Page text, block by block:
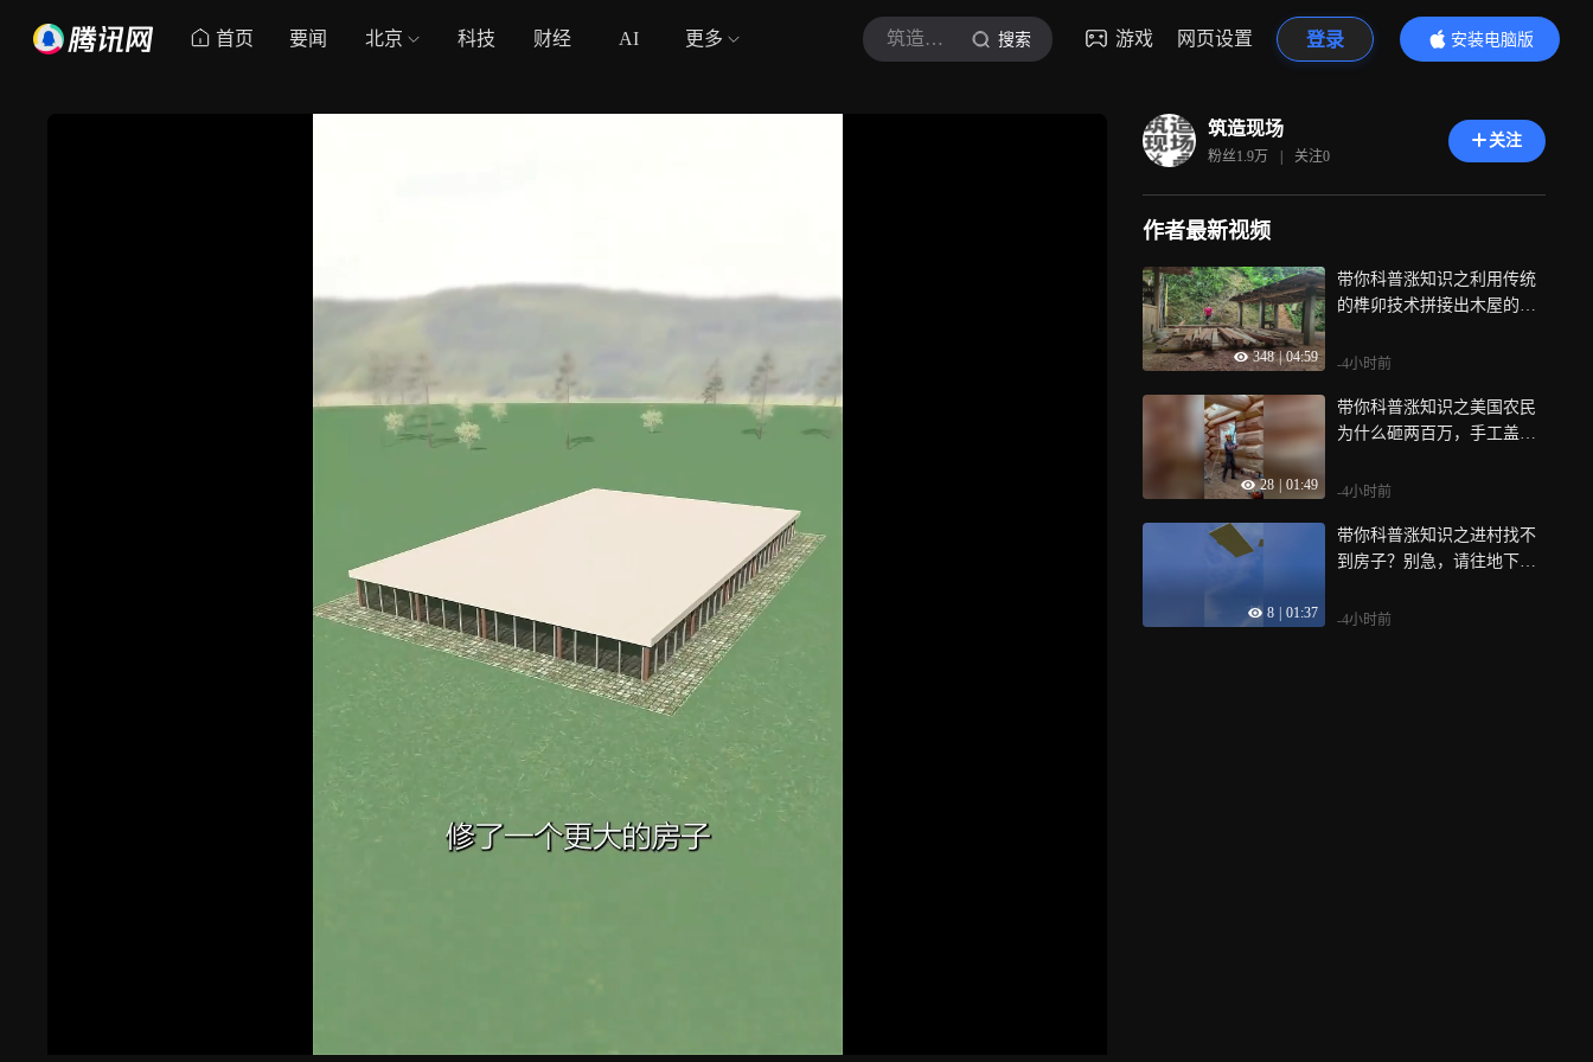
首页 要闻 北京 科技 财经 AI 更多 筑造现场 搜索 游戏 网页设置 登录
安装电脑版
内容更精彩
筑造现场
粉丝1.9万 | 关注0
关注
作者最新视频
348 | 04:59
带你科普涨知识之利用传统
的榫卯技术拼接出木屋的框
-4小时前
28 01:49
带你科普涨知识之美国农民
为什么砸两百万，手工盖一
-4小时前
8 01:37
带你科普涨知识之进村找不
到房子？别急，请往地下
-4小时前